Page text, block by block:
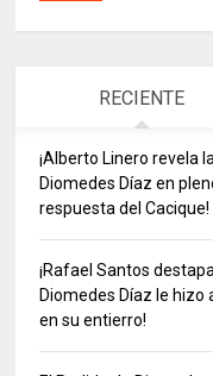
RECIENTE
¡Alberto Linero revela
Diomedes Díaz en
respuesta del Cacique!
¡Rafael Santos
Diomedes Díaz le hizo
en su entierro!